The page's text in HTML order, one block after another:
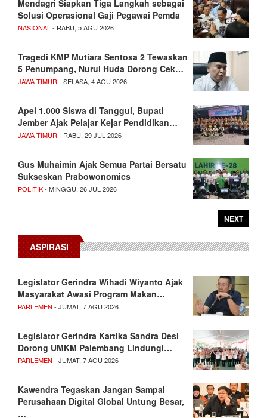
Mendagri Siapkan Tiga Langkah sebagai
Solusi Operasional Gaji Pegawai Pemda
NASIONAL - RABU, 5 AGU 2026
Tragedi KMP Mutiara Sentosa 2 Tewaskan
5 Penumpang, Nurul Huda Dorong Cek…
JAWA TIMUR - SELASA, 4 AGU 2026
Apel 1.000 Siswa di Tanggul, Bupati
Jember Ajak Pelajar Kejar Pendidikan…
JAWA TIMUR - RABU, 29 JUL 2026
Gus Muhaimin Ajak Semua Partai Bersatu
Sukseskan Prabowonomics
POLITIK- MINGGU, 26 JUL 2026
NEXT
ASPIRASI
Legislator Gerindra Wihadi Wiyanto Ajak
Masyarakat Awasi Program Makan…
PARLEMEN - JUMAT, 7 AGU 2026
Legislator Gerindra Kartika Sandra Desi
Dorong UMKM Palembang Lindungi…
PARLEMEN - JUMAT, 7 AGU 2026
Kawendra Tegaskan Jangan Sampai
Perusahaan Digital Global Untung Besar,
…